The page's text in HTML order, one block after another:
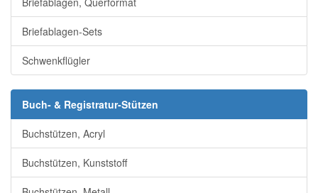
Briefablagen-Sets
Schwenkflügler
Buch- & Registratur-Stützen
Buchstützen, Acryl
Buchstützen, Kunststoff